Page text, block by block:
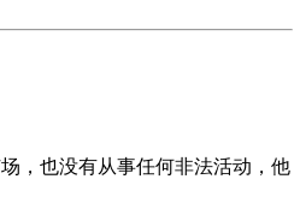
，也没有从事任何非法活动，他